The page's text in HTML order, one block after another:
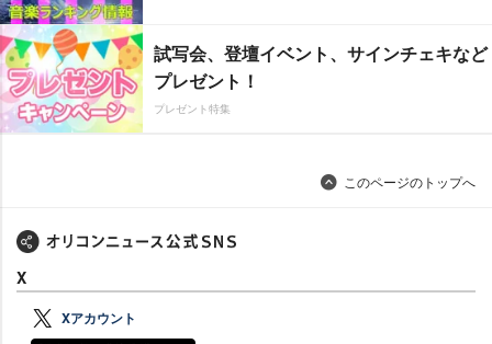
試写会、登壇イベント、サインチェキなど
プレゼント！
プレゼント特集
このページのトップへ
X
Xアカウント